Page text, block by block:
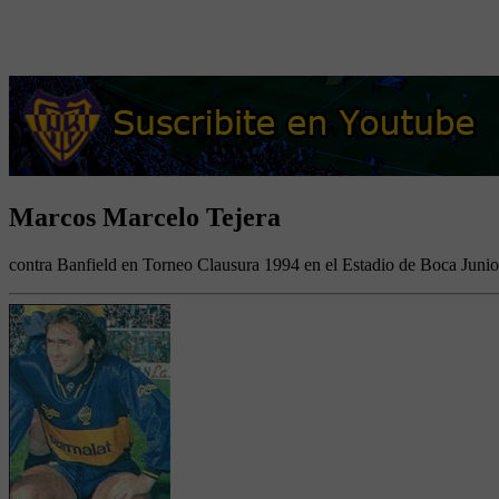
Marcos Marcelo Tejera
contra Banfield en Torneo Clausura 1994 en el Estadio de Boca